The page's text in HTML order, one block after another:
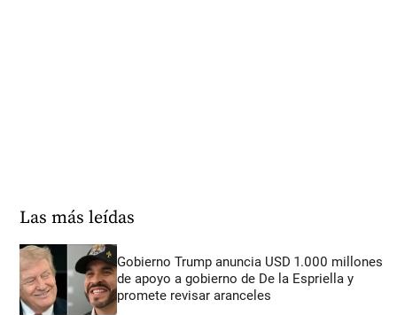
Las más leídas
Gobierno Trump anuncia USD 1.000 millones
de apoyo a gobierno de De la Espriella y
promete revisar aranceles